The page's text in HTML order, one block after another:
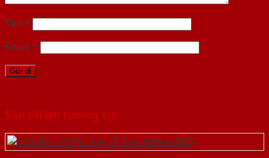
Tên *
Email *
Sản phẩm tương tự